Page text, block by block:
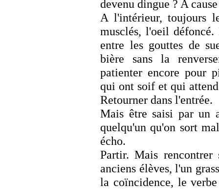
devenu dingue ? A
A l'intérieur, toujours
musclés, l'oeil défoncé.
entre les gouttes de
bière sans la
patienter encore pour
qui ont soif et qui
Retourner dans l'entrée.
Mais être saisi par un
quelqu'un qu'on sort
écho.
Partir. Mais
anciens élèves, l'un
la coïncidence, le